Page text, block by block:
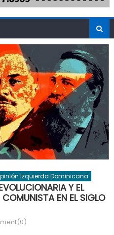
Izquierda Dominicana
Y EL
EN EL SIGLO